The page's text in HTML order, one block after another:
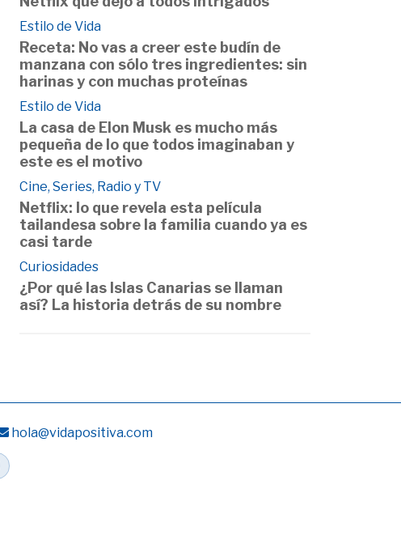
Estilo de Vida
Receta: No vas a creer este budín de
manzana con sólo tres ingredientes: sin
harinas y con muchas proteínas
Estilo de Vida
La casa de Elon Musk es mucho más
pequeña de lo que todos imaginaban y
este es el motivo
Cine, Series, Radio y TV
Netflix: lo que revela esta película
tailandesa sobre la familia cuando ya es
casi tarde
Curiosidades
¿Por qué las Islas Canarias se llaman
así? La historia detrás de su nombre
hola@vidapositiva.com